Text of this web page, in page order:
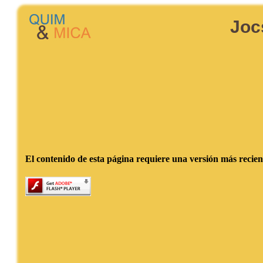
El contenido de esta página requiere una versión más